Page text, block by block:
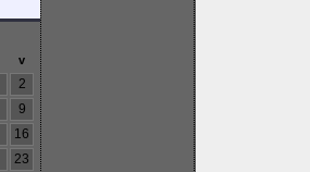
v
2
9
16
23